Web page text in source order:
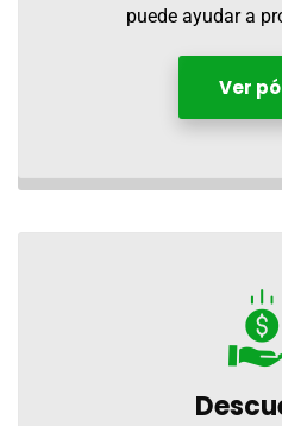
puede ayudar a
Ver